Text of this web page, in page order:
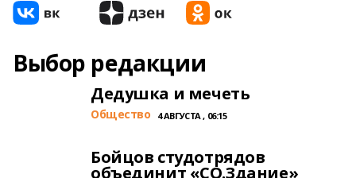
Выбор редакции
Дедушка и мечеть
Общество 4 АВГУСТА , 06:15
Бойцов студотрядов
объединит «СО.Здание»